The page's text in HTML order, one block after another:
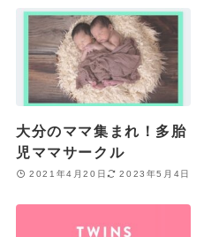
大分のママ集まれ！多胎
児ママサークル
2021年4月20日 2023年5月4日